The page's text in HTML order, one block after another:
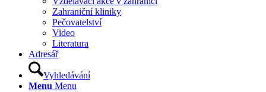
Zahraniční kliniky
Pečovatelství
Video
Literatura
Adresář
Vyhledávání
Menu Menu